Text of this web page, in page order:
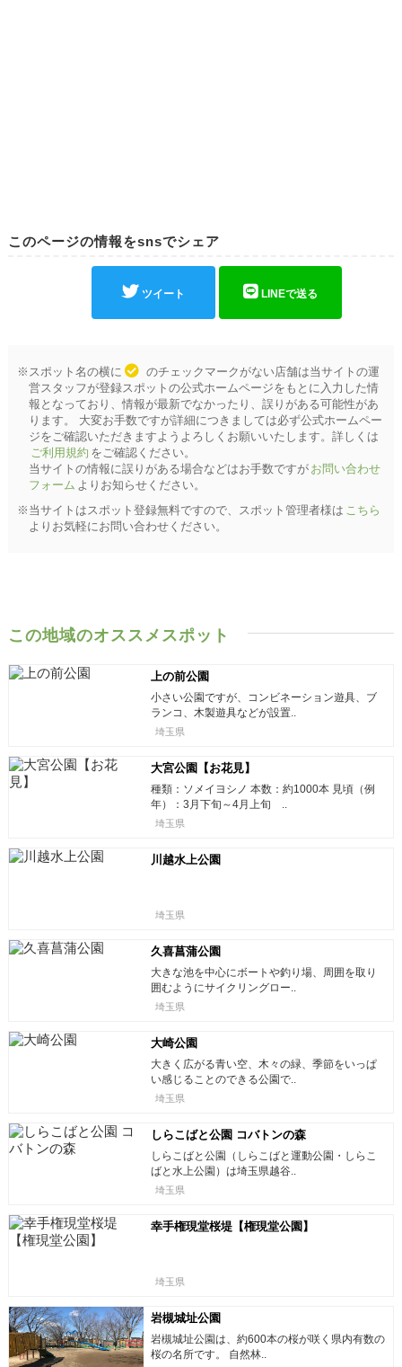
このページの情報をsnsでシェア
ツイート LINEで送る
※スポット名の横に
のチェックマークがない店舗は当サイトの運
営スタッフが登録スポットの公式ホームページをもとに入力した情
報となっており、情報が最新でなかったり、誤りがある可能性があ
ります。 大変お手数ですが詳細につきましては必ず公式ホームペー
ジをご確認いただきますようよろしくお願いいたします。詳しくは
ご利用規約 をご確認ください。
当サイトの情報に誤りがある場合などはお手数ですが お問い合わせ
フォーム よりお知らせください。
※当サイトはスポット登録無料ですので、スポット管理者様は こちら
よりお気軽にお問い合わせください。
この地域のオススメスポット
上の前公園
小さい公園ですが、コンビネーション遊具、ブ
ランコ、木製遊具などが設置..
埼玉県
大宮公園【お花見】
種類：ソメイヨシノ 本数：約1000本 見頃（例
年）：3月下旬～4月上旬 ..
埼玉県
川越水上公園
埼玉県
久喜菖蒲公園
大きな池を中心にボートや釣り場、周囲を取り
囲むようにサイクリングロー..
埼玉県
大崎公園
大きく広がる青い空、木々の緑、季節をいっぱ
い感じることのできる公園で..
埼玉県
しらこばと公園 コバトンの森
しらこばと公園（しらこばと運動公園・しらこ
ばと水上公園）は埼玉県越谷..
埼玉県
幸手権現堂桜堤【権現堂公園】
埼玉県
岩槻城址公園
岩槻城址公園は、約600本の桜が咲く県内有数の
桜の名所です。 自然林..